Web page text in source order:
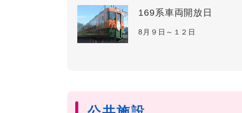
169系車両開放日
8月９日～１２日